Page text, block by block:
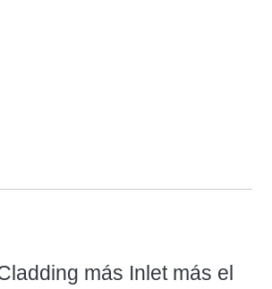
más Inlet más el